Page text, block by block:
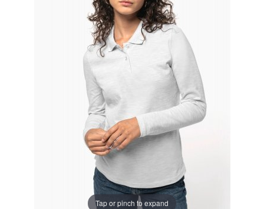
Tap or pinch to expand